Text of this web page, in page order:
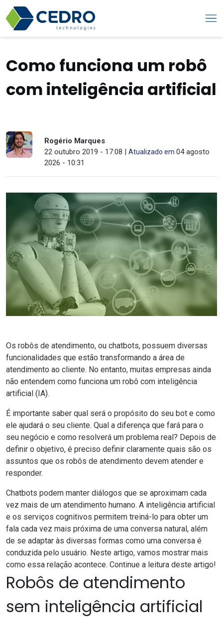
Como funciona um robô
com inteligência artificial
Rogério Marques
22 outubro 2019 - 17:08 |Atualizado em04 agosto
2026 - 10:31
Os robôs de atendimento, ou chatbots, possuem diversas
funcionalidades que estão transformando a área de
atendimento ao cliente. No entanto, muitas empresas ainda
não entendem como funciona um robô com inteligência
artificial (IA).
É importante saber qual será o propósito do seu bot e como
ele ajudará o seu cliente. Qual a diferença que fará para o
seu negócio e como resolverá um problema real? Depois de
definir o objetivo, é preciso definir claramente quais são os
assuntos que os robôs de atendimento devem atender e
responder.
Chatbots podem manter diálogos que se aproximam cada
vez mais de um atendimento humano. A inteligência artificial
e os serviços cognitivos permitem treiná-lo para obter um
fala cada vez mais próxima de uma conversa natural, além
de se adaptar às diversas formas como uma conversa é
conduzida pelo usuário. Neste artigo, vamos mostrar mais
como essa relação acontece. Continue a leitura deste artigo!
Robôs de atendimento
sem inteligência artificial